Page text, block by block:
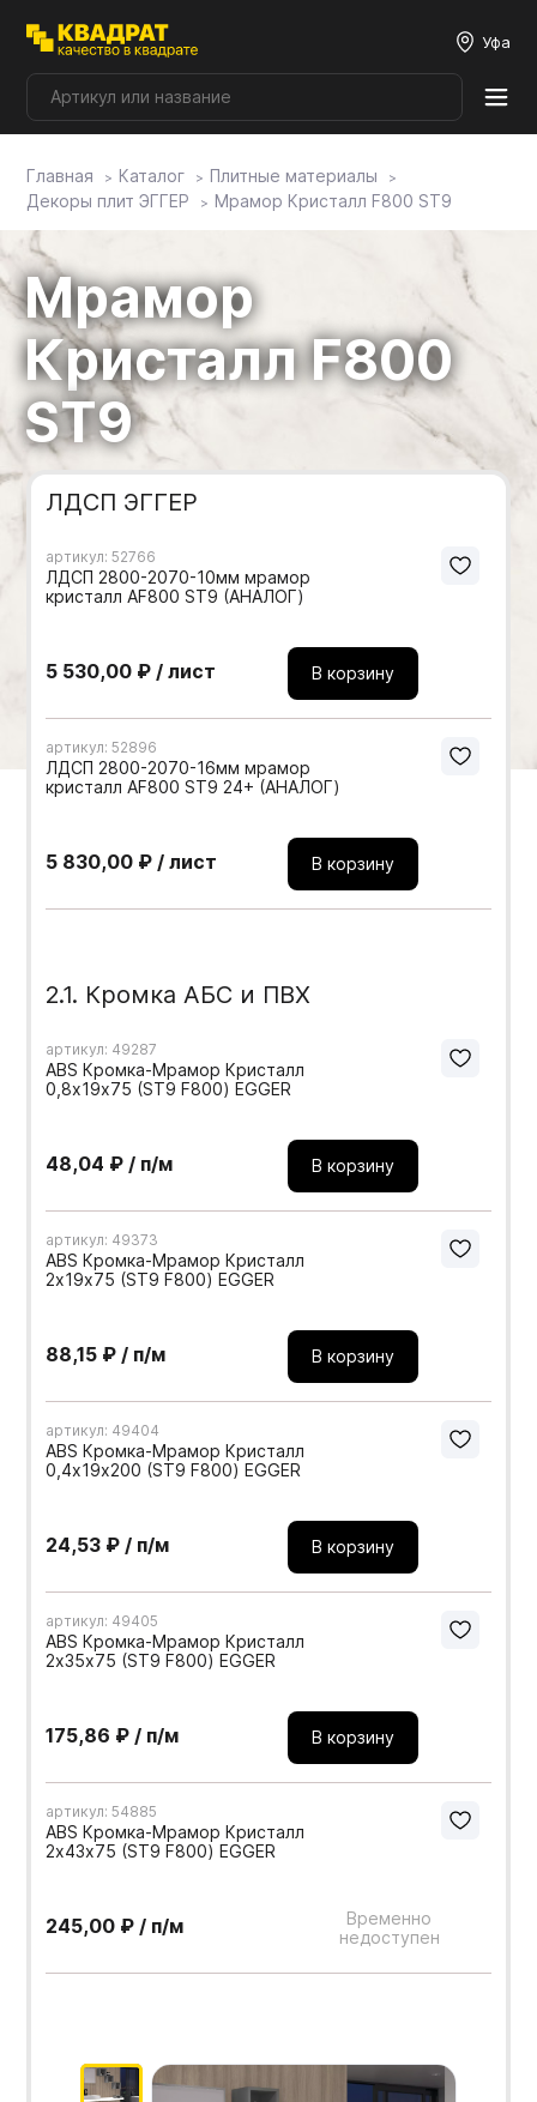
Уфа
Плитные материалы
Фурнитура
Столешницы
Мой ЭГГЕР
Фасады
Мебельные образцы, каталоги
Главная Каталог
Плитные материалы
Декоры плит ЭГГЕР
Мрамор Кристалл F800 ST9
Мрамор
Кристалл F800
ST9
ЛДСП ЭГГЕР
артикул: 52766
ЛДСП 2800-2070-10мм мрамор
кристалл AF800 ST9 (АНАЛОГ)
5 530,00 ₽ / лист В корзину
артикул: 52896
ЛДСП 2800-2070-16мм мрамор
кристалл AF800 ST9 24+ (АНАЛОГ)
5 830,00 ₽ / лист В корзину
2.1. Кромка АБС и ПВХ
артикул: 49287
ABS Кромка-Мрамор Кристалл
0,8х19х75 (ST9 F800) EGGER
48,04 ₽ / п/м В корзину
артикул: 49373
ABS Кромка-Мрамор Кристалл
2х19х75 (ST9 F800) EGGER
88,15 ₽ / п/м В корзину
артикул: 49404
ABS Кромка-Мрамор Кристалл
0,4х19х200 (ST9 F800) EGGER
24,53 ₽ / п/м В корзину
артикул: 49405
ABS Кромка-Мрамор Кристалл
2х35х75 (ST9 F800) EGGER
175,86 ₽ / п/м В корзину
артикул: 54885
ABS Кромка-Мрамор Кристалл
2х43х75 (ST9 F800) EGGER
245,00 ₽ / п/м
Временно
недоступен